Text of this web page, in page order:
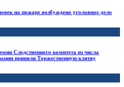
на пожаре возбуждено уголовное дело
Следственного комитета из числа
приняли Торжественную клятву